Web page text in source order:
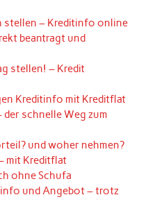
stellen – Kreditinfo online
beantragt und
stellen! – Kredit
Kreditinfo mit Kreditflat
schnelle Weg zum
und woher nehmen?
mit Kreditflat
ohne Schufa
und Angebot – trotz